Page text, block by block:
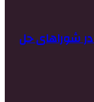
شوراهای حل